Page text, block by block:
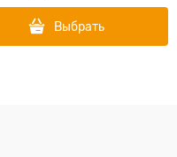
Выбрать